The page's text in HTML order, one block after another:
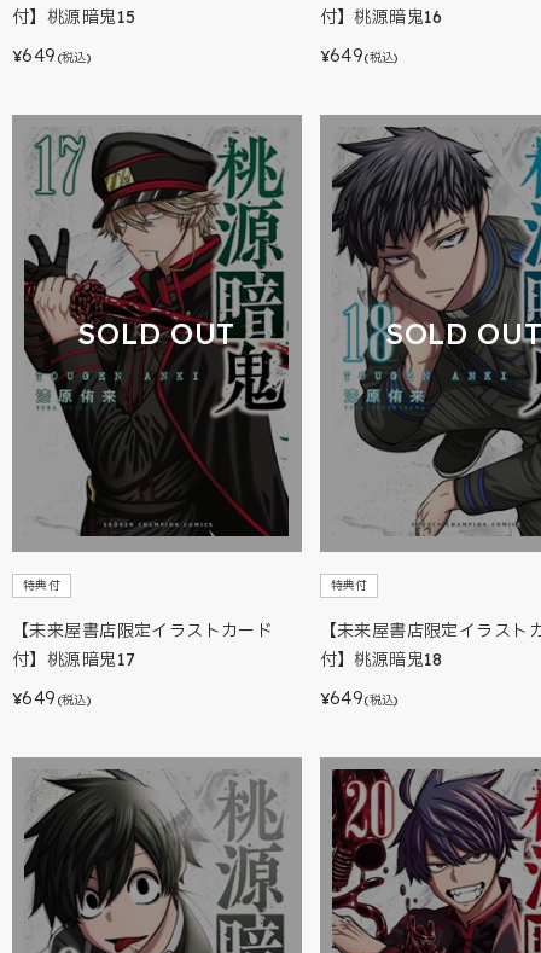
付】桃源暗鬼15
¥649 (税込)
付】桃源暗鬼16
¥649(税込)
SOLD OUT
特典付
【未来屋書店限定イラストカード
付】桃源暗鬼17
¥649 (税込)
SOLD
特典付
【未来屋書店限定イラスト
付】桃源暗鬼18
¥649(税込)